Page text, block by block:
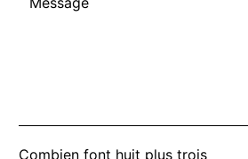
Combien font huit plus trois